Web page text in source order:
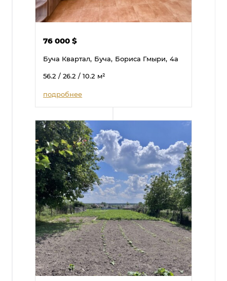
76 000$
Буча Квартал, Буча, Бориса Гмыри, 4а
56.2 / 26.2 / 10.2 м²
подробнее